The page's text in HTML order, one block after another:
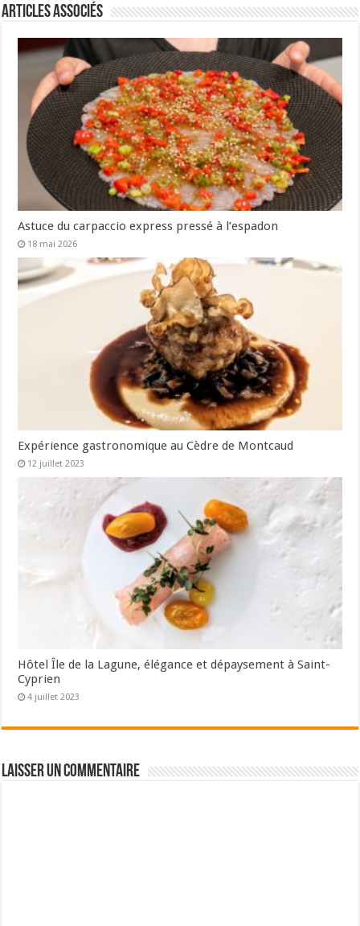
Articles associés
Astuce du carpaccio express pressé à l’espadon
18 mai 2026
Expérience gastronomique au Cèdre de Montcaud
12 juillet 2023
Hôtel Île de la Lagune, élégance et dépaysement à Saint-
Cyprien
4 juillet 2023
Laisser un commentaire